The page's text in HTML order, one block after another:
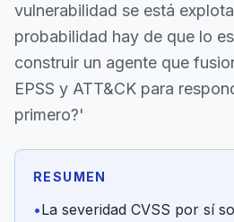
vulnerabilidad se está
probabilidad hay de que lo
construir un agente que
EPSS y ATT&CK para
primero?'
RESUMEN
•La severidad CVSS por sí